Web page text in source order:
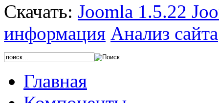
Скачать: Joomla 1.5.22
информация Анализ сайта
Главная